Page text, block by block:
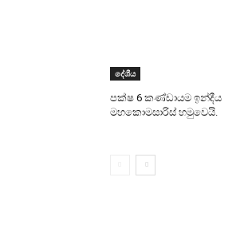
දේශීය
පක්ෂ 6 කණ්ඩායම ඉන්දීය
මහකොමසාරිස් හමුවෙයි.